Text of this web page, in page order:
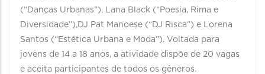
(“Danças Urbanas”), Lana Black (“Poesia, Rima e
Diversidade”),DJ Pat Manoese (“DJ Risca”) e Lorena
Santos (“Estética Urbana e Moda”). Voltada para
jovens de 14 a 18 anos, a atividade dispõe de 20 vagas
e aceita participantes de todos os gêneros.